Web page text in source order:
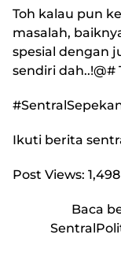
Toh kalau pun
masalah,
spesial dengan
sendiri dah..!@#
Ikuti berita
Post Views: 1,498
Baca